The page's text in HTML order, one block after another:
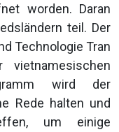
worden. Daran
teil. Der
Technologie Tran
wird der
Rede halten und
um einige